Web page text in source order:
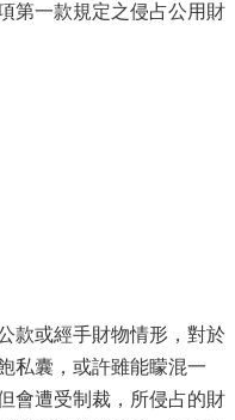
第一款規定之侵占公用財
款或經手財物情形，對於
私囊，或許雖能矇混一
會遭受制裁，所侵占的財